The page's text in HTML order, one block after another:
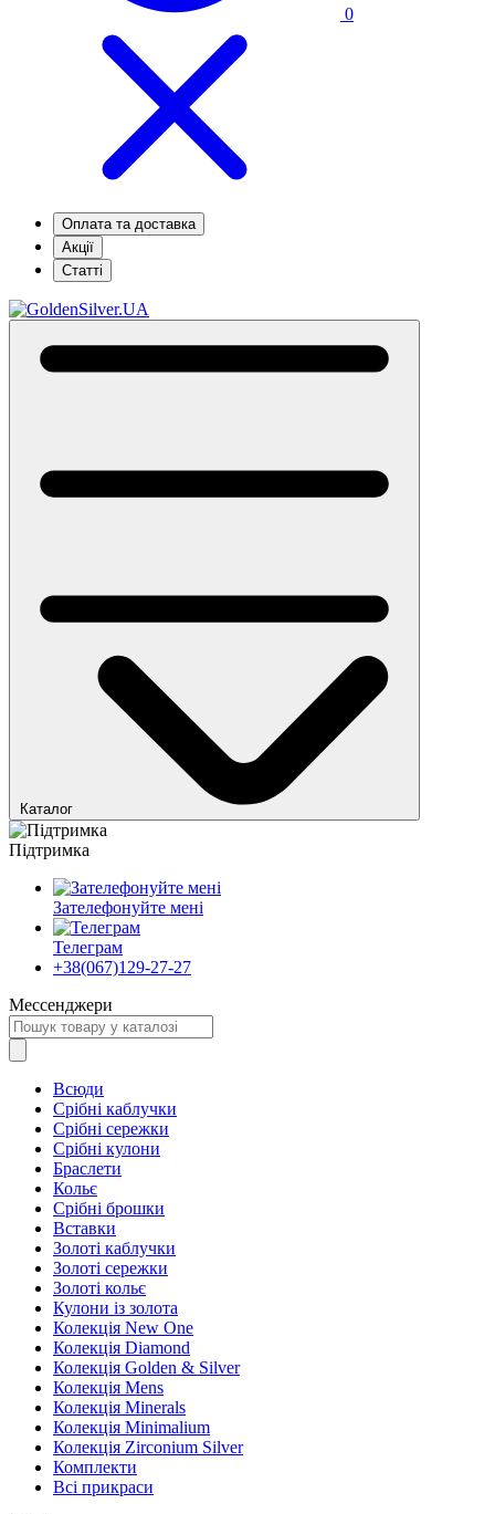
0
Оплата та доставка
Акції
Статті
Каталог
Підтримка
Зателефонуйте мені
Телеграм
+38(067)129-27-27
Мессенджери
Всюди
Срібні каблучки
Срібні сережки
Срібні кулони
Браслети
Кольє
Срібні брошки
Вставки
Золоті каблучки
Золоті сережки
Золоті кольє
Кулони із золота
Колекція New One
Колекція Diamond
Колекція Golden & Silver
Колекція Mens
Колекція Minerals
Колекція Minimalium
Колекція Zirconium Silver
Комплекти
Всі прикраси